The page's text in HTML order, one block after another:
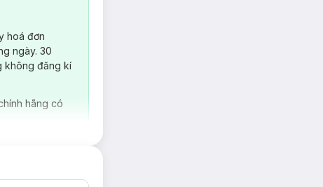
hoá đơn
ngày. 30
không đăng kí
hãng có